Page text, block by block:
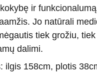
ir
Jo natūrali
tiek grožiu,
dalimi.
ilgis 158cm, plotis